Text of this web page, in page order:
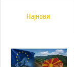
Најнови